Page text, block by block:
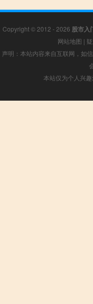
Copyright © 2012 - 2026 股市入
网站地图 |
声明：本站内容来自互联网，如
本站仅为个人兴